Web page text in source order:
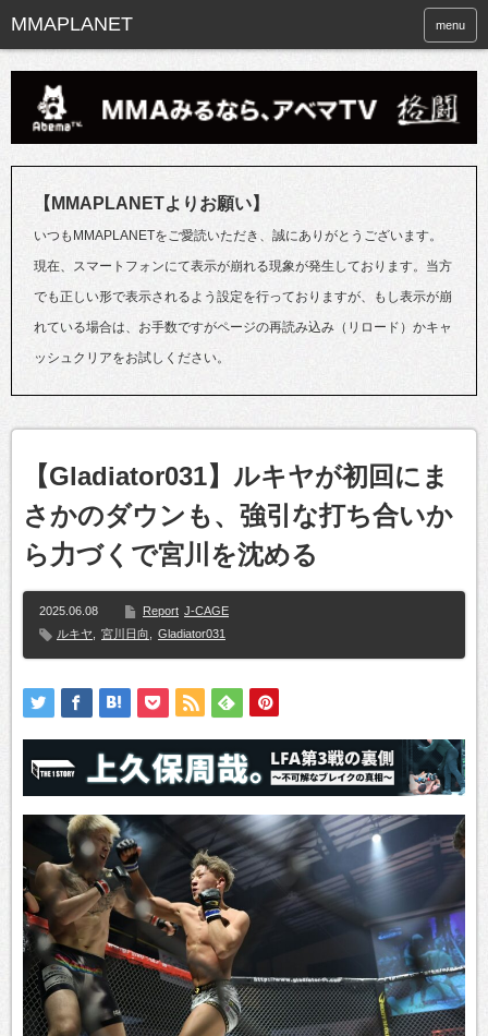
menu
【MMAPLANETよりお願い】
いつもMMAPLANETをご愛読いただき、誠にありがとうございます。
現在、スマートフォンにて表示が崩れる現象が発生しております。当方
でも正しい形で表示されるよう設定を行っておりますが、もし表示が崩
れている場合は、お手数ですがページの再読み込み（リロード）かキャ
ッシュクリアをお試しください。
【Gladiator031】ルキヤが初回にま
さかのダウンも、強引な打ち合いか
ら力づくで宮川を沈める
2025.06.08 Report J-CAGE
ルキヤ
宮川日向 Gladiator031